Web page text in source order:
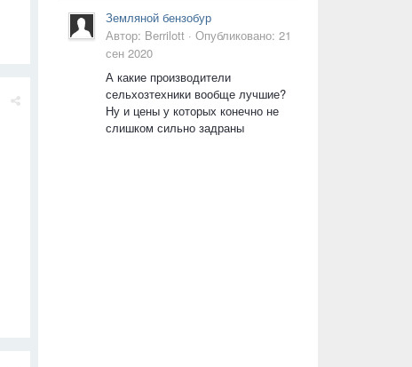
Земляной бензобур
Автор: Berrilott · Опубликовано: 21
сен 2020
А какие производители
сельхозтехники вообще лучшие?
Ну и цены у которых конечно не
слишком сильно задраны